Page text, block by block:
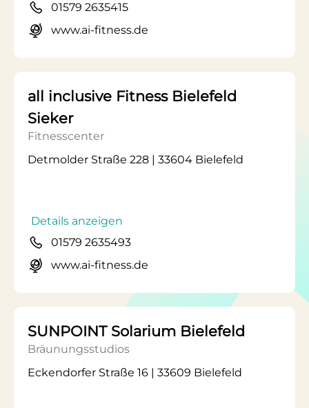
01579 2635415
www.ai-fitness.de
all inclusive Fitness Bielefeld
Sieker
Fitnesscenter
Detmolder Straße 228 | 33604 Bielefeld
Details anzeigen
01579 2635493
www.ai-fitness.de
SUNPOINT Solarium Bielefeld
Bräunungsstudios
Eckendorfer Straße 16 | 33609 Bielefeld